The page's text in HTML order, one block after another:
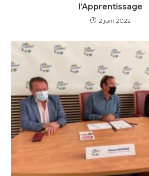
l’Apprentissage
2 juin 2022